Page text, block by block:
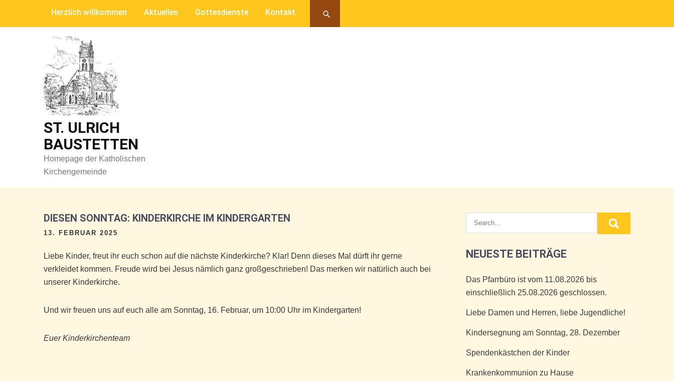
Herzlich willkommen Aktuelles Gottesdienste Kontakt
ST. ULRICH
BAUSTETTEN
Homepage der Katholischen
Kirchengemeinde
DIESEN SONNTAG: KINDERKIRCHE IM KINDERGARTEN
13. FEBRUAR 2025
Liebe Kinder, freut ihr euch schon auf die nächste Kinderkirche? Klar! Denn dieses Mal dürft ihr gerne
verkleidet kommen. Freude wird bei Jesus nämlich ganz großgeschrieben! Das merken wir natürlich auch bei
unserer Kinderkirche.
Und wir freuen uns auf euch alle am Sonntag, 16. Februar, um 10:00 Uhr im Kindergarten!
Euer Kinderkirchenteam
NEUESTE BEITRÄGE
Das Pfarrbüro ist vom 11.08.2026 bis
einschließlich 25.08.2026 geschlossen.
Liebe Damen und Herren, liebe Jugendliche!
Kindersegnung am Sonntag, 28. Dezember
Spendenkästchen der Kinder
Krankenkommunion zu Hause